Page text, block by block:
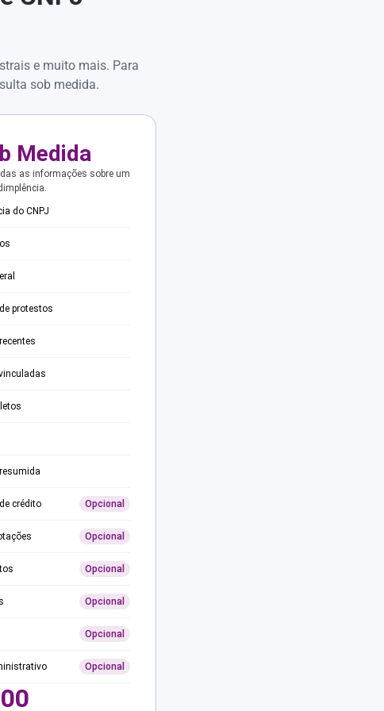
e muito mais. Para
sob medida.
Medida
as informações sobre um
do CNPJ
protestos
crédito Opcional
Opcional
Opcional
Opcional
Opcional
Opcional